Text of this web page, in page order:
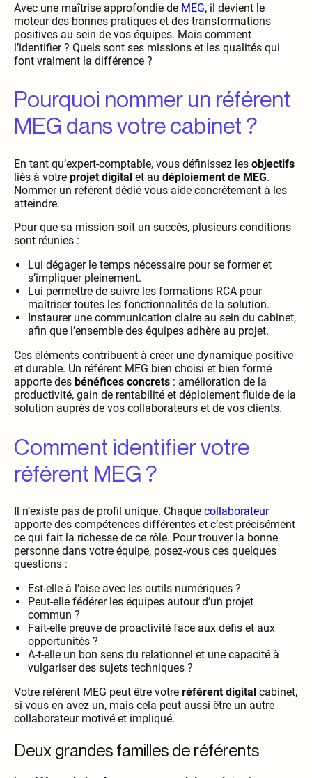
Avec une maîtrise approfondie de MEG, il devient le
moteur des bonnes pratiques et des transformations
positives au sein de vos équipes. Mais comment
l’identifier ? Quels sont ses missions et les qualités qui
font vraiment la différence ?
Pourquoi nommer un référent
MEG dans votre cabinet ?
En tant qu’expert-comptable, vous définissez les objectifs
liés à votre projet digital et au déploiement de MEG.
Nommer un référent dédié vous aide concrètement à les
atteindre.
Pour que sa mission soit un succès, plusieurs conditions
sont réunies :
Lui dégager le temps nécessaire pour se former et
s’impliquer pleinement.
Lui permettre de suivre les formations RCA pour
maîtriser toutes les fonctionnalités de la solution.
Instaurer une communication claire au sein du cabinet,
afin que l’ensemble des équipes adhère au projet.
Ces éléments contribuent à créer une dynamique positive
et durable. Un référent MEG bien choisi et bien formé
apporte des bénéfices concrets : amélioration de la
productivité, gain de rentabilité et déploiement fluide de la
solution auprès de vos collaborateurs et de vos clients.
Comment identifier votre
référent MEG ?
Il n’existe pas de profil unique. Chaque collaborateur
apporte des compétences différentes et c’est précisément
ce qui fait la richesse de ce rôle. Pour trouver la bonne
personne dans votre équipe, posez-vous ces quelques
questions :
Est-elle à l’aise avec les outils numériques ?
Peut-elle fédérer les équipes autour d’un projet
commun ?
Fait-elle preuve de proactivité face aux défis et aux
opportunités ?
A-t-elle un bon sens du relationnel et une capacité à
vulgariser des sujets techniques ?
Votre référent MEG peut être votre référent digital cabinet,
si vous en avez un, mais cela peut aussi être un autre
collaborateur motivé et impliqué.
Deux grandes familles de référents